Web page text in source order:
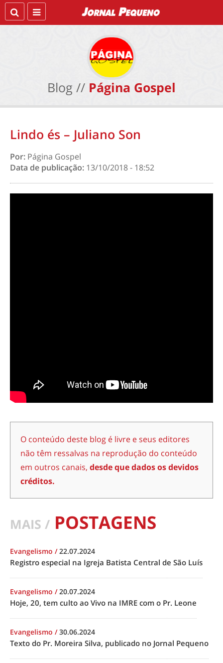
Blog // Página Gospel
Lindo és – Juliano Son
Por: Página Gospel
Data de publicação: 13/10/2018 - 18:52
O conteúdo deste blog é livre e seus editores
não têm ressalvas na reprodução do conteúdo
em outros canais, desde que dados os devidos
créditos.
MAIS / POSTAGENS
Evangelismo /22.07.2024
Registro especial na Igreja Batista Central de São Luís
Evangelismo /20.07.2024
Hoje, 20, tem culto ao Vivo na IMRE com o Pr. Leone
Evangelismo /30.06.2024
Texto do Pr. Moreira Silva, publicado no Jornal Pequeno